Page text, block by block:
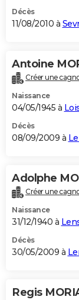
Décès
11/08/2010 à
Antoine
Créer une
Naissance
04/05/1945 à
Décès
08/09/2009 à
Adolphe
Créer une
Naissance
31/12/1940 à
Décès
30/05/2009 à
Regis